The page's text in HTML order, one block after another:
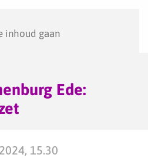
inhoud gaan
Ede:
15.30